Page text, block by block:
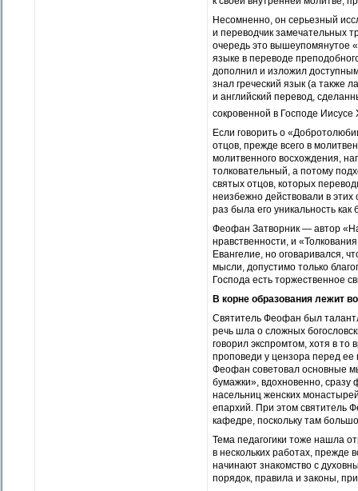
Несомненно, он серьезный
и переводчик замечательных
очередь это вышеупомянутое
языке в переводе
дополнил и изложил
знал греческий язык (а также
и английский перевод,
сокровенной в Господе Иисусе
Если говорить о
отцов, прежде всего в
молитвенного восхождения,
толковательный, а потому
святых отцов, которых
неизбежно действовали в этих
раз была его уникальность как
Феофан Затворник — автор
нравственности, и
Евангелие, но оговаривался,
мысли, допустимо только
Господа есть торжественное
В корне образования лежит
Святитель Феофан был
речь шла о сложных
говорил экспромтом, хотя в
проповеди у цензора перед ее
Феофан советовал основные
бумажки», вдохновенно,
насельниц женских
епархий. При этом святитель
кафедре, поскольку там
Тема педагогики тоже нашла
в нескольких работах, прежде
начинают знакомство с
порядок, правила и законы,